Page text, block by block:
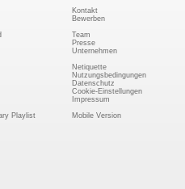
Playlist
Kontakt
Bewerben
Team
Presse
Unternehmen
Netiquette
Nutzungsbedingungen
Datenschutz
Cookie-Einstellungen
Impressum
Mobile Version